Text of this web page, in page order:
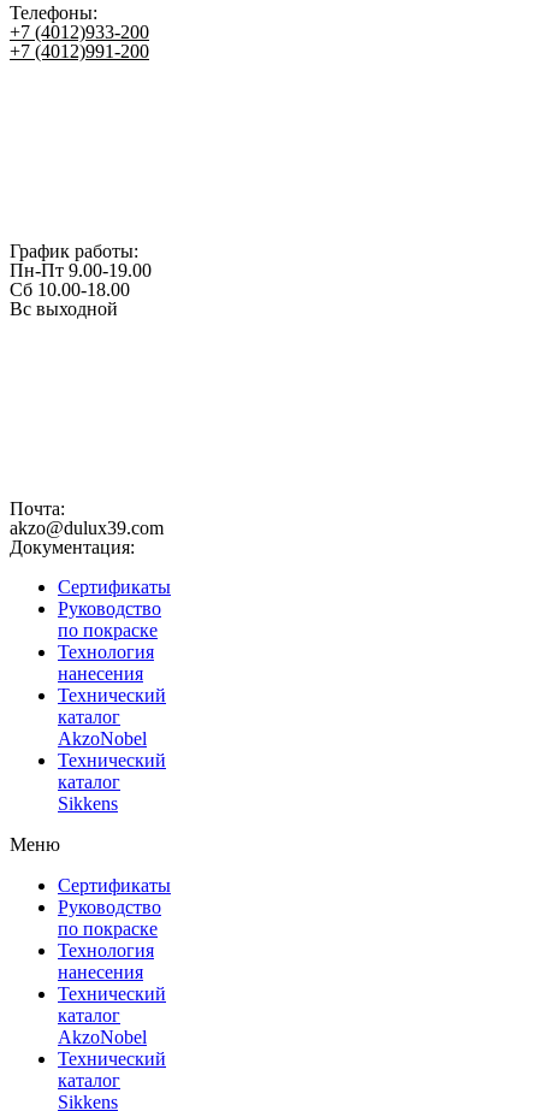
Телефоны:
+7 (4012)933-200
+7 (4012)991-200
График работы:
Пн-Пт 9.00-19.00
Сб 10.00-18.00
Вс выходной
Почта:
akzo@dulux39.com
Документация:
Сертификаты
Руководство
по покраске
Технология
нанесения
Технический
каталог
AkzoNobel
Технический
каталог
Sikkens
Меню
Сертификаты
Руководство
по покраске
Технология
нанесения
Технический
каталог
AkzoNobel
Технический
каталог
Sikkens